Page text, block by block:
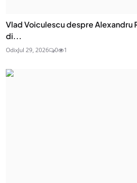
Vlad Voiculescu despre Alexandru
di...
OdixJul 29, 2026 0 1